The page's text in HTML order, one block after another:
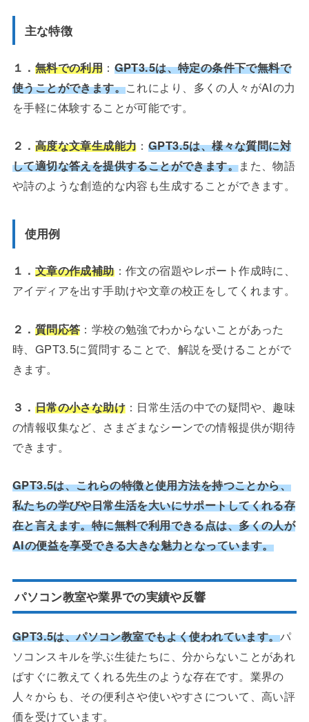
主な特徴
１． 無料での利用 ： GPT3.5は、特定の条件下で無料で
使うことができます。これにより、多くの人々がAIの力
を手軽に体験することが可能です。
２． 高度な文章生成能力 ： GPT3.5は、様々な質問に対
して適切な答えを提供することができます。また、物語
や詩のような創造的な内容も生成することができます。
使用例
１． 文章の作成補助：作文の宿題やレポート作成時に、
アイディアを出す手助けや文章の校正をしてくれます。
２． 質問応答 ：学校の勉強でわからないことがあった
時、GPT3.5に質問することで、解説を受けることがで
きます。
３． 日常の小さな助け ：日常生活の中での疑問や、趣味
の情報収集など、さまざまなシーンでの情報提供が期待
できます。
GPT3.5は、これらの特徴と使用方法を持つことから、
私たちの学びや日常生活を大いにサポートしてくれる存
在と言えます。特に無料で利用できる点は、多くの人が
AIの便益を享受できる大きな魅力となっています。
パソコン教室や業界での実績や反響
GPT3.5は、パソコン教室でもよく使われています。パ
ソコンスキルを学ぶ生徒たちに、分からないことがあれ
ばすぐに教えてくれる先生のような存在です。業界の
人々からも、その便利さや使いやすさについて、高い評
価を受けています。